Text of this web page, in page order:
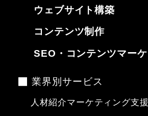
ウェブサイト構築
コンテンツ制作
SEO・コンテンツマー
業界別サービス
人材紹介マーケティング支援